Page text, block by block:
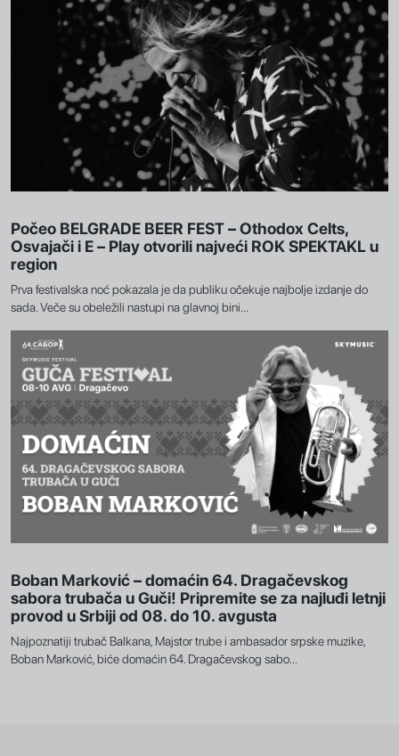
Počeo BELGRADE BEER FEST – Othodox Celts,
Osvajači i E – Play otvorili najveći ROK SPEKTAKL u
region
Prva festivalska noć pokazala je da publiku očekuje najbolje izdanje do
sada. Veče su obeležili nastupi na glavnoj bini...
Boban Marković – domaćin 64. Dragačevskog
sabora trubača u Guči! Pripremite se za najluđi letnji
provod u Srbiji od 08. do 10. avgusta
Najpoznatiji trubač Balkana, Majstor trube i ambasador srpske muzike,
Boban Marković, biće domaćin 64. Dragačevskog sabo...